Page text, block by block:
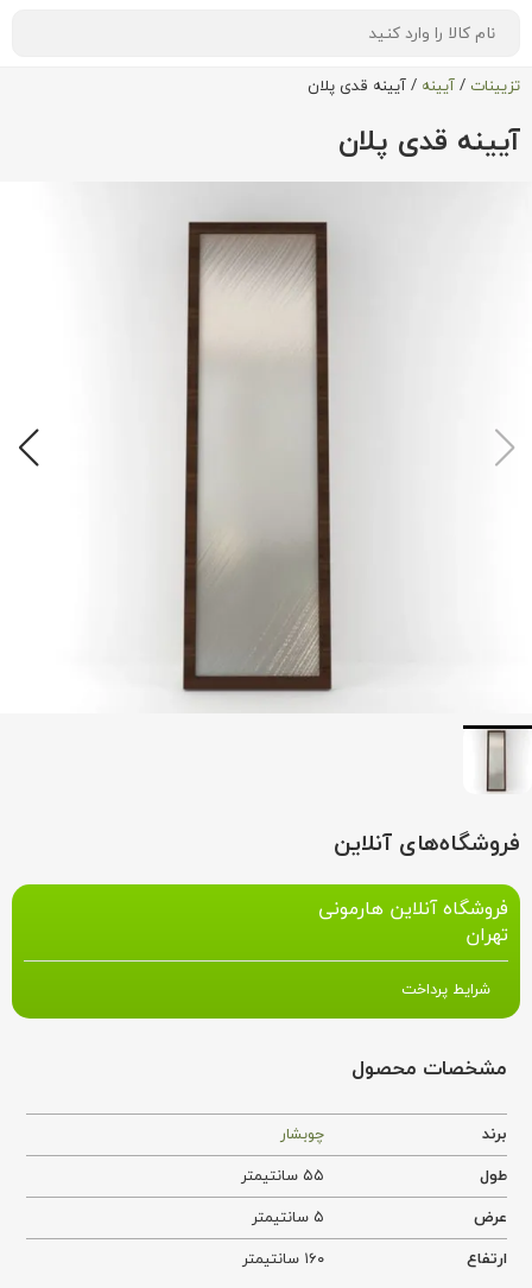
تزیینات / آیینه / آیینه قدی پلان
آیینه قدی پلان
فروشگاه‌های آنلاین
فروشگاه آنلاین هارمونی
تهران
شرایط پرداخت
مشخصات محصول
برند
چوبشار
طول
۵۵ سانتیمتر
عرض
۵ سانتیمتر
ارتفاع
۱۶۰ سانتیمتر